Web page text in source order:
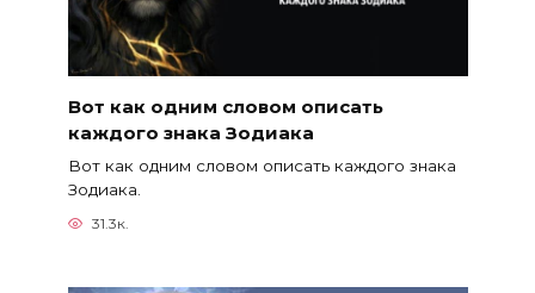
Вот как одним словом описать
каждого знака Зодиака
Вот как одним словом описать каждого знака
Зодиака.
31.3к.